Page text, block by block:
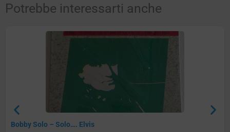
Potrebbe interessarti anche
Bobby Solo – Solo…. Elvis